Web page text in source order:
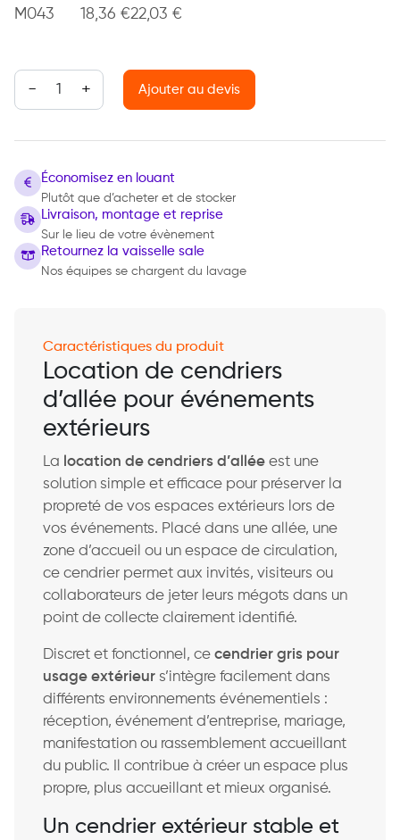
M043 18,36 €22,03 €
quantité de Cendrier d'allée
Ajouter au devis
Économisez en louant
Plutôt que d’acheter et de stocker
Livraison, montage et reprise
Sur le lieu de votre évènement
Retournez la vaisselle sale
Nos équipes se chargent du lavage
Caractéristiques du produit
Location de cendriers
d’allée pour événements
extérieurs
La location de cendriers d’allée est une
solution simple et efficace pour préserver la
propreté de vos espaces extérieurs lors de
vos événements. Placé dans une allée, une
zone d’accueil ou un espace de circulation,
ce cendrier permet aux invités, visiteurs ou
collaborateurs de jeter leurs mégots dans un
point de collecte clairement identifié.
Discret et fonctionnel, ce cendrier gris pour
usage extérieur s’intègre facilement dans
différents environnements événementiels :
réception, événement d’entreprise, mariage,
manifestation ou rassemblement accueillant
du public. Il contribue à créer un espace plus
propre, plus accueillant et mieux organisé.
Un cendrier extérieur stable et